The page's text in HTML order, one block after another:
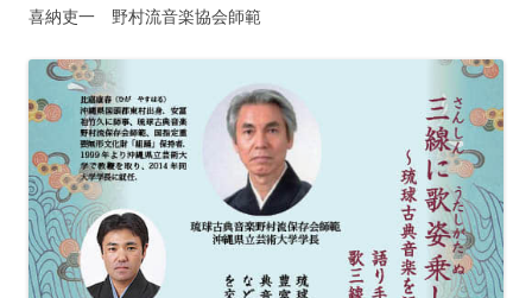
喜納吏一 野村流音楽協会師範